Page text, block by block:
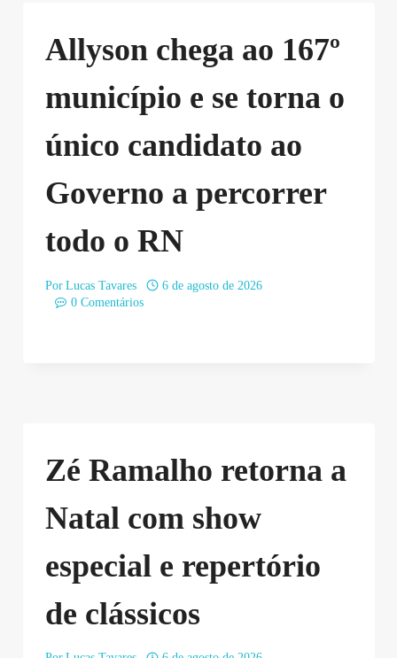
Allyson chega ao 167º
município e se torna o
único candidato ao
Governo a percorrer
todo o RN
Por Lucas Tavares
6 de agosto de 2026
0 Comentários
Zé Ramalho retorna a
Natal com show
especial e repertório
de clássicos